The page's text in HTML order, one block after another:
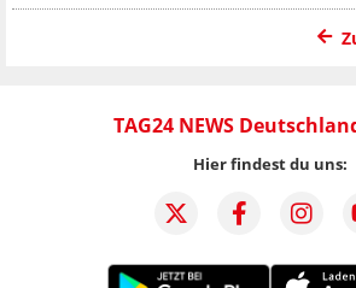
TAG24 NEWS
Hier findest du uns: